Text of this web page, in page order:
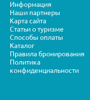
Информация
Наши партнеры
Карта сайта
Статьи о туризме
Способы оплаты
Каталог
Правила бронирования
Политика
конфиденциальности